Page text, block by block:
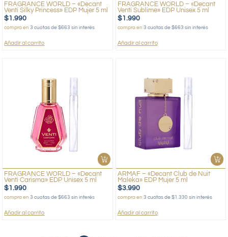
FRAGRANCE WORLD – «Decant
Venti Silky Princess» EDP Mujer 5 ml
$1.990
compra en3 cuotas de $663 sin interés
Añadir al carrito
FRAGRANCE WORLD – «Decant
Venti Sublime» EDP Unisex 5 ml
$1.990
compra en 3 cuotas de $663 sin interés
Añadir al carrito
FRAGRANCE WORLD – «Decant
Venti Carisma» EDP Unisex 5 ml
$1.990
compra en3 cuotas de $663 sin interés
Añadir al carrito
ARMAF – «Decant Club de Nuit
Maleka» EDP Mujer 5 ml
$3.990
compra en 3 cuotas de $1.330 sin interés
Añadir al carrito